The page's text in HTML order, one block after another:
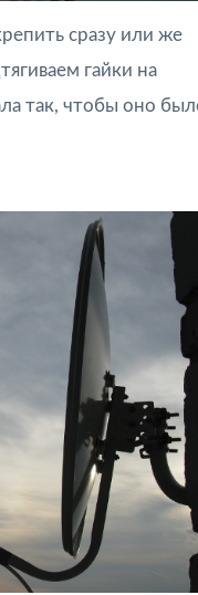
сразу или же
гайки на
так, чтобы оно